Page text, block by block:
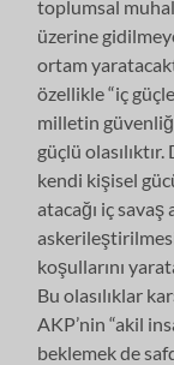
toplumsal
üzerine
ortam
özellikle “iç
milletin
güçlü
kendi kişisel
atacağı iç savaş
koşullarını
Bu olasılıklar
AKP’nin “akil
beklemek de